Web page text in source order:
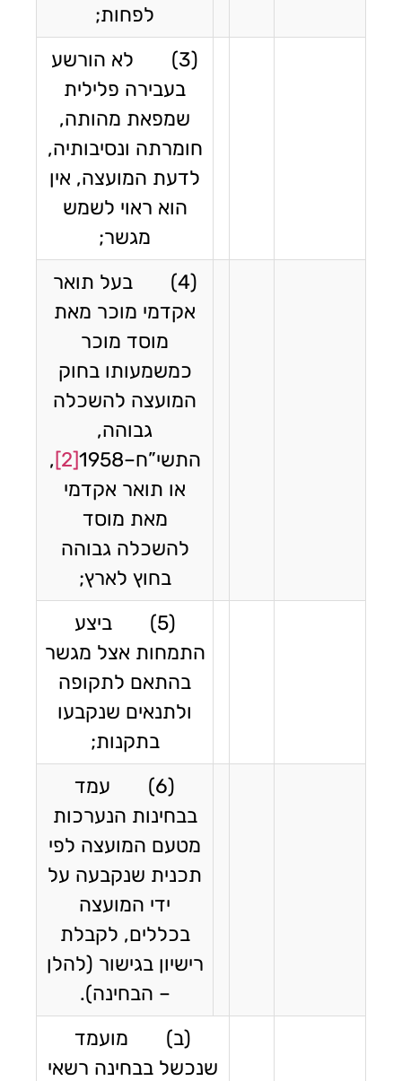
לפחות;
(3) לא הורשע
בעבירה פלילית
שמפאת מהותה,
חומרתה ונסיבותיה,
לדעת המועצה, אין
הוא ראוי לשמש
מגשר;
(4) בעל תואר
אקדמי מוכר מאת
מוסד מוכר
כמשמעותו בחוק
המועצה להשכלה
גבוהה,
התשי”ח–1958
[2]
,
או תואר אקדמי
מאת מוסד
להשכלה גבוהה
בחוץ לארץ;
(5) ביצע
התמחות אצל מגשר
בהתאם לתקופה
ולתנאים שנקבעו
בתקנות;
(6) עמד
בבחינות הנערכות
מטעם המועצה לפי
תכנית שנקבעה על
ידי המועצה
בכללים, לקבלת
רישיון בגישור (להלן
– הבחינה).
(ב) מועמד
שנכשל בבחינה רשאי